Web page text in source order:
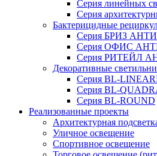
Серия линейных
Серия
Бактерицидные
Серия БРИЗ
Серия ОФИС
Серия РИТЕЙЛ
Декоративные
Серия BL-
Серия BL-
Серия BL-ROUND
Реализованные проекты
Архитектурная
Уличное освещение
Спортивное освещение